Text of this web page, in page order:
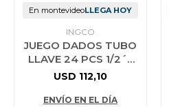
En montevideoLLEGA HOY
INGCO
JUEGO DADOS TUBO
LLAVE 24 PCS 1/2´´
CRIQUE + VALIJA
HKTS0243
USD 112,10
ENVÍO EN EL DÍA